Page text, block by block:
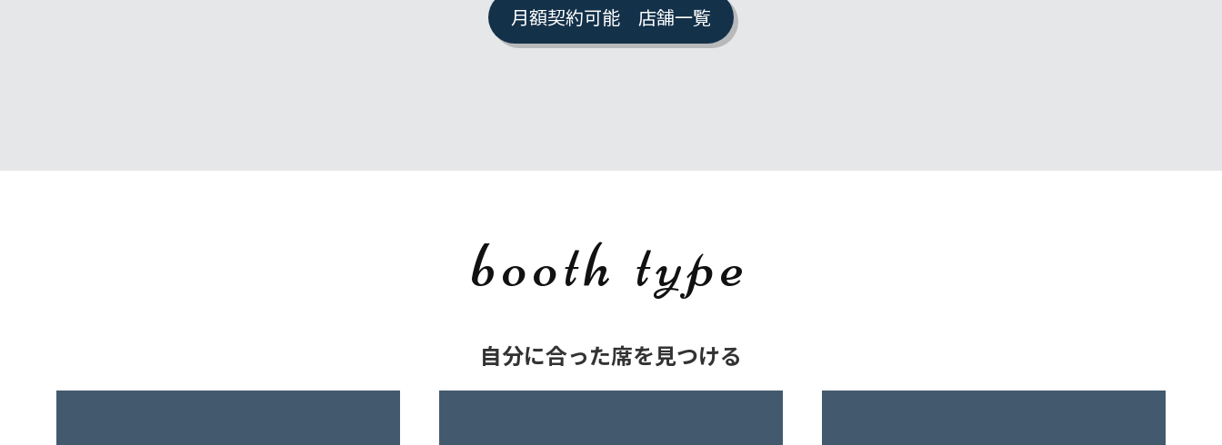
月額契約可能 店舗一覧
booth type
自分に合った席を見つける